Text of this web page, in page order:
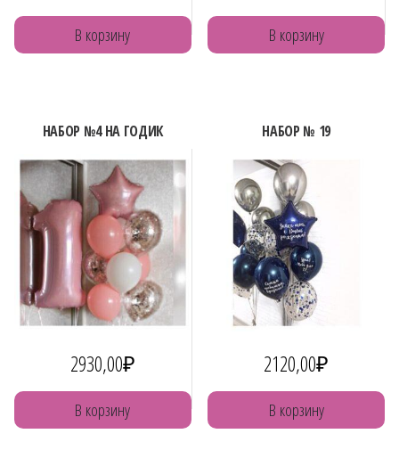
В корзину В корзину
НАБОР №4 НА ГОДИК
2930,00₽
В корзину
НАБОР № 19
2120,00₽
В корзину